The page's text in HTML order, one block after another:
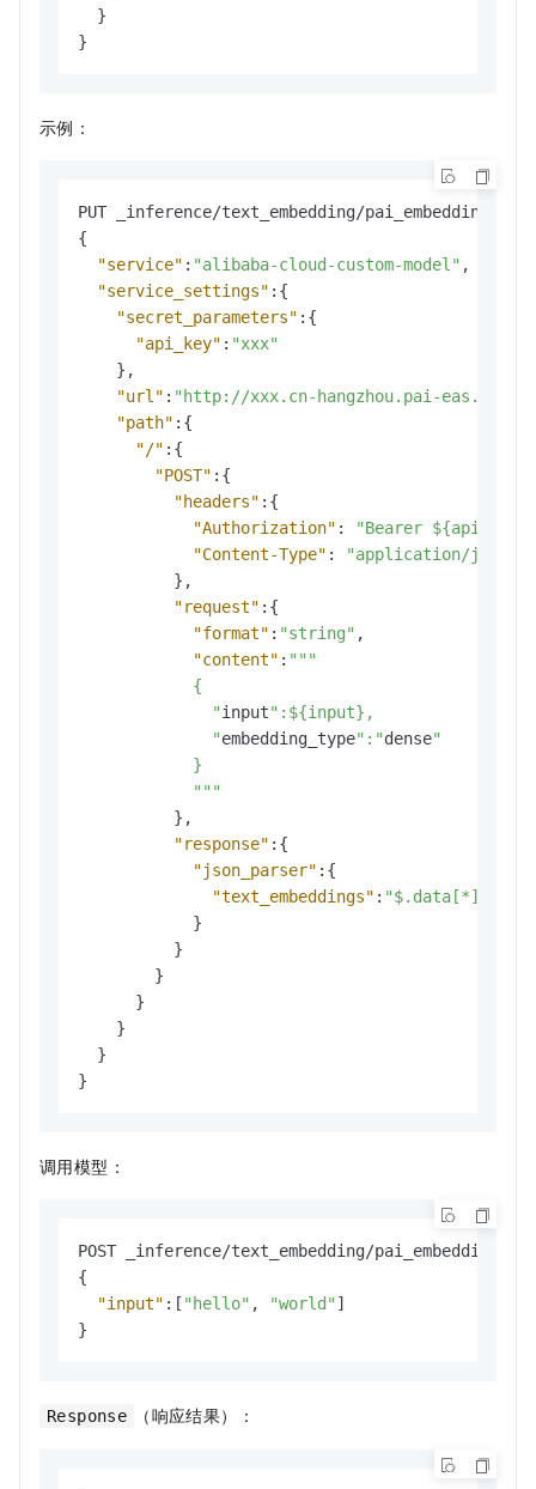
}
}
示例：
{
"service" : "alibaba-cloud-custom-model" ,
"service_settings" : {
"secret_parameters" : {
"api_key" : "xxx"
} ,
"url" : "http://xxx.cn-hangzhou.pai-
"path" : {
"/" : {
"POST" : {
"headers" : {
"Authorization" :
"Bearer ${api_key}"
"Content-Type" :
"application/
} ,
"request" : {
"format" : "string" ,
"content" : "" "
            {
              "
input":${input},
              "
embedding_type":"dense"
            }
            "
""
} ,
"response" : {
"json_parser" : {
"text_embeddings" :
}
}
}
}
}
}
}
调用模型：
{
"input" : [ "hello" , "world" ]
}
Response （响应结果）：